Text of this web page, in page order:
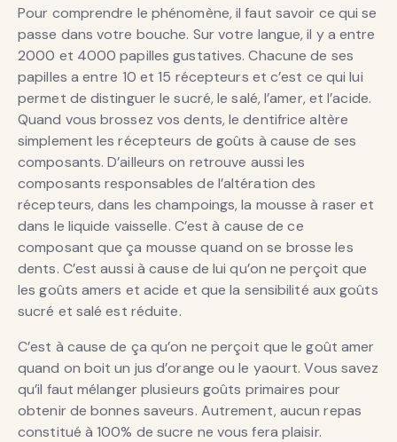
Pour comprendre le phénomène, il faut savoir ce qui se
passe dans votre bouche. Sur votre langue, il y a entre
2000 et 4000 papilles gustatives. Chacune de ses
papilles a entre 10 et 15 récepteurs et c’est ce qui lui
permet de distinguer le sucré, le salé, l’amer, et l’acide.
Quand vous brossez vos dents, le dentifrice altère
simplement les récepteurs de goûts à cause de ses
composants. D’ailleurs on retrouve aussi les
composants responsables de l’altération des
récepteurs, dans les champoings, la mousse à raser et
dans le liquide vaisselle. C’est à cause de ce
composant que ça mousse quand on se brosse les
dents. C’est aussi à cause de lui qu’on ne perçoit que
les goûts amers et acide et que la sensibilité aux goûts
sucré et salé est réduite.
C’est à cause de ça qu’on ne perçoit que le goût amer
quand on boit un jus d’orange ou le yaourt. Vous savez
qu’il faut mélanger plusieurs goûts primaires pour
obtenir de bonnes saveurs. Autrement, aucun repas
constitué à 100% de sucre ne vous fera plaisir.